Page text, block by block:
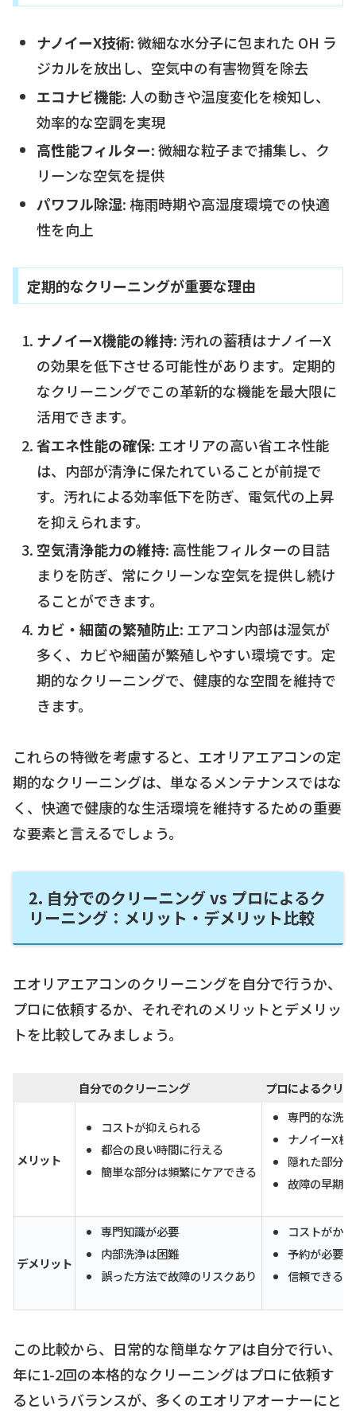
ナノイーX技術: 微細な水分子に包まれた OH ラ
ジカルを放出し、空気中の有害物質を除去
エコナビ機能: 人の動きや温度変化を検知し、
効率的な空調を実現
高性能フィルター: 微細な粒子まで捕集し、ク
リーンな空気を提供
パワフル除湿: 梅雨時期や高湿度環境での快適
性を向上
定期的なクリーニングが重要な理由
ナノイーX機能の維持: 汚れの蓄積はナノイーX
の効果を低下させる可能性があります。定期的
なクリーニングでこの革新的な機能を最大限に
活用できます。
省エネ性能の確保: エオリアの高い省エネ性能
は、内部が清浄に保たれていることが前提で
す。汚れによる効率低下を防ぎ、電気代の上昇
を抑えられます。
空気清浄能力の維持: 高性能フィルターの目詰
まりを防ぎ、常にクリーンな空気を提供し続け
ることができます。
カビ・細菌の繁殖防止: エアコン内部は湿気が
多く、カビや細菌が繁殖しやすい環境です。定
期的なクリーニングで、健康的な空間を維持で
きます。
これらの特徴を考慮すると、エオリアエアコンの定
期的なクリーニングは、単なるメンテナンスではな
く、快適で健康的な生活環境を維持するための重要
な要素と言えるでしょう。
2. 自分でのクリーニング vs プロによるク
リーニング：メリット・デメリット比較
エオリアエアコンのクリーニングを自分で行うか、
プロに依頼するか、それぞれのメリットとデメリッ
トを比較してみましょう。
自分でのクリーニング プロによるクリ
メリット
コストが抑えられる
都合の良い時間に行える
簡単な部分は頻繁にケアできる
専門的な洗
ナノイーX機
隠れた部分
故障の早期
デメリット
専門知識が必要
内部洗浄は困難
誤った方法で故障のリスクあり
コストがか
予約が必要
信頼できる
この比較から、日常的な簡単なケアは自分で行い、
年に1-2回の本格的なクリーニングはプロに依頼す
るというバランスが、多くのエオリアオーナーにと